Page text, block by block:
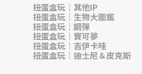
扭蛋盒玩｜其他IP
扭蛋盒玩｜生物大圖鑑
扭蛋盒玩｜鋼彈
扭蛋盒玩｜寶可夢
扭蛋盒玩｜吉伊卡哇
扭蛋盒玩｜迪士尼＆皮克斯